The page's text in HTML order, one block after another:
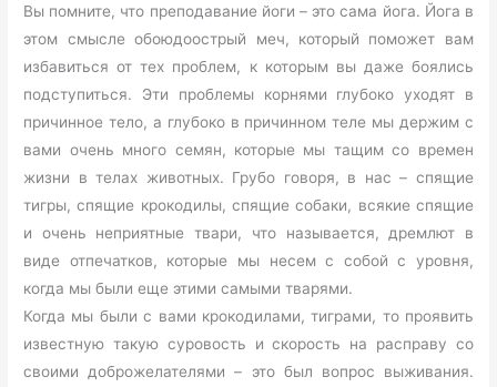
Вы помните, что преподавание йоги – это сама йога. Йога в
этом смысле обоюдоострый меч, который поможет вам
избавиться от тех проблем, к которым вы даже боялись
подступиться. Эти проблемы корнями глубоко уходят в
причинное тело, а глубоко в причинном теле мы держим с
вами очень много семян, которые мы тащим со времен
жизни в телах животных. Грубо говоря, в нас – спящие
тигры, спящие крокодилы, спящие собаки, всякие спящие
и очень неприятные твари, что называется, дремлют в
виде отпечатков, которые мы несем с собой с уровня,
когда мы были еще этими самыми тварями.
Когда мы были с вами крокодилами, тиграми, то проявить
известную такую суровость и скорость на расправу со
своими доброжелателями – это был вопрос выживания.